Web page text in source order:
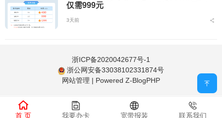
仅需999元
3天前
浙ICP备2020042677号-1
浙公网安备33038102331874号
网站管理 | Powered Z-BlogPHP
首 页 我要办卡 宽带报装 联系我们